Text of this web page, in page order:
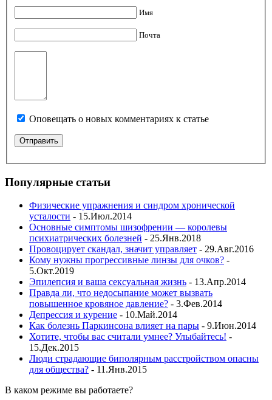
Имя
Почта
Оповещать о новых комментариях к статье
Популярные статьи
Физические упражнения и синдром хронической
усталости - 15.Июл.2014
Основные симптомы шизофрении — королевы
психиатрических болезней - 25.Янв.2018
Провоцирует скандал, значит управляет - 29.Авг.2016
Кому нужны прогрессивные линзы для очков? -
5.Окт.2019
Эпилепсия и ваша сексуальная жизнь - 13.Апр.2014
Правда ли, что недосыпание может вызвать
повышенное кровяное давление? - 3.Фев.2014
Депрессия и курение - 10.Май.2014
Как болезнь Паркинсона влияет на пары - 9.Июн.2014
Хотите, чтобы вас считали умнее? Улыбайтесь! -
15.Дек.2015
Люди страдающие биполярным расстройством опасны
для общества? - 11.Янв.2015
В каком режиме вы работаете?